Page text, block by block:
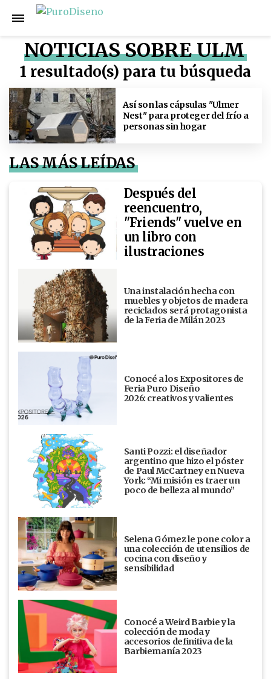
NOTICIAS SOBRE ULM
1 resultado(s) para tu búsqueda
Así son las cápsulas "Ulmer
Nest" para proteger del frío a
personas sin hogar
LAS MÁS LEÍDAS
Después del
reencuentro,
"Friends" vuelve en
un libro con
ilustraciones
Una instalación hecha con
muebles y objetos de madera
reciclados será protagonista
de la Feria de Milán 2023
Conocé a los Expositores de
Feria Puro Diseño
2026: creativos y valientes
Santi Pozzi: el diseñador
argentino que hizo el póster
de Paul McCartney en Nueva
York: “Mi misión es traer un
poco de belleza al mundo”
Selena Gómez le pone color a
una colección de utensilios de
cocina con diseño y
sensibilidad
Conocé a Weird Barbie y la
colección de moda y
accesorios definitiva de la
Barbiemanía 2023